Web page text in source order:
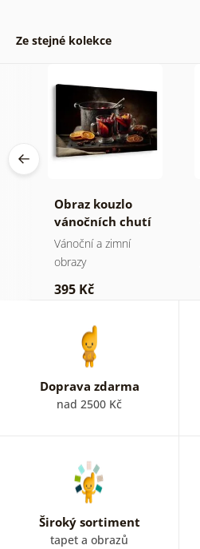
Ze stejné kolekce
Obraz kouzlo
vánočních chutí
Vánoční a zimní
obrazy
395 Kč
Doprava zdarma
nad 2500 Kč
Široký sortiment
tapet a obrazů